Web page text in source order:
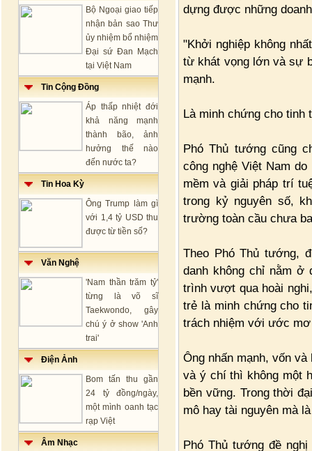
Bộ Ngoại giao tiếp
nhận bản sao Thư
ủy nhiệm bổ nhiệm
Đại sứ Đan Mạch
tại Việt Nam
Tin Cộng Đồng
Áp thấp nhiệt đới
khả năng mạnh
thành bão, ảnh
hưởng thế nào
đến nước ta?
Tin Hoa Kỳ
Ông Trump làm gì
với 1,4 tỷ USD thu
được từ tiền số?
Văn Nghệ
'Nam thần trăm tỷ'
từng là võ sĩ
Taekwondo, gây
chú ý ở show 'Anh
trai'
Điện Ảnh
Bom tấn thu gần
24 tỷ đồng/ngày,
một mình oanh tạc
rạp Việt
Âm Nhạc
dựng được những
"Khởi nghiệp không
từ khát vọng lớn và sự
mạnh.
Là minh chứng cho tinh
Phó Thủ tướng cũng
công nghệ Việt Nam
mềm và giải pháp trí
trong kỷ nguyên số,
trường toàn cầu chưa
Theo Phó Thủ tướng,
danh không chỉ nằm ở
trình vượt qua hoài
trẻ là minh chứng cho
trách nhiệm với ước
Ông nhấn mạnh, vốn
và ý chí thì không một
bền vững. Trong thời
mô hay tài nguyên mà
Phó Thủ tướng đề